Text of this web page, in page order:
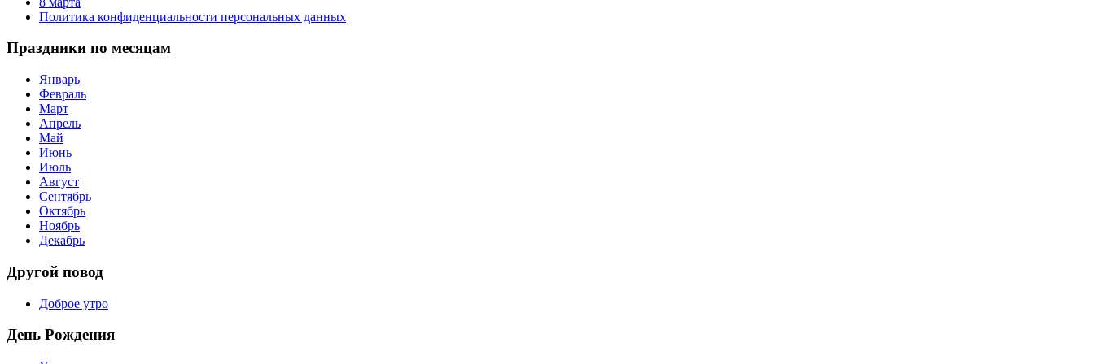
Политика конфиденциальности персональных данных
Праздники по месяцам
Январь
Февраль
Март
Апрель
Май
Июнь
Июль
Август
Сентябрь
Октябрь
Ноябрь
Декабрь
Другой повод
Доброе утро
День Рождения